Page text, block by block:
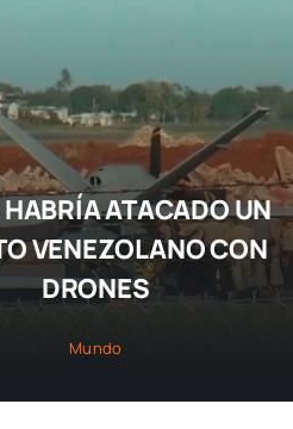
ATACADO UN
VENEZOLANO CON
DRONES
Mundo